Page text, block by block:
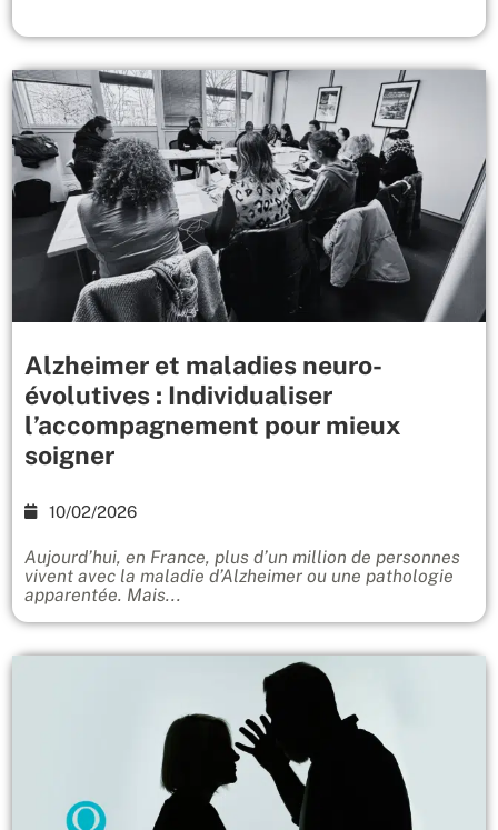
Alzheimer et maladies neuro-
évolutives : Individualiser
l’accompagnement pour mieux
soigner
10/02/2026
Aujourd’hui, en France, plus d’un million de personnes
vivent avec la maladie d’Alzheimer ou une pathologie
apparentée. Mais...